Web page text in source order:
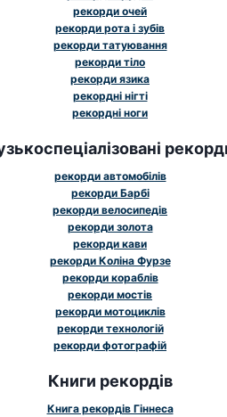
рекорди очей
рекорди рота і зубів
рекорди татуювання
рекорди тіло
рекорди язика
рекордні нігті
рекордні ноги
рекорди автомобілів
рекорди Барбі
рекорди велосипедів
рекорди золота
рекорди кави
рекорди Коліна Фурзе
рекорди кораблів
рекорди мостів
рекорди мотоциклів
рекорди технологій
рекорди фотографій
Книги рекордів
Книга рекордів Гіннеса